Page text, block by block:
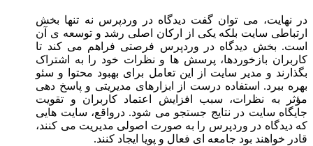
در نهایت، می توان گفت دیدگاه در وردپرس نه تنها بخش
ارتباطی سایت بلکه یکی از ارکان اصلی رشد و توسعه ی آن
است. بخش دیدگاه در وردپرس فرصتی فراهم می کند تا
کاربران بازخوردها، پرسش ها و نظرات خود را به اشتراک
بگذارند و مدیر سایت از این تعامل برای بهبود محتوا و سئو
بهره ببرد. استفاده درست از ابزارهای مدیریتی و پاسخ دهی
مؤثر به نظرات، سبب افزایش اعتماد کاربران و تقویت
جایگاه سایت در نتایج جستجو می شود. درواقع، سایت هایی
که دیدگاه در وردپرس را به صورت اصولی مدیریت می کنند،
قادر خواهند بود جامعه ای فعال و پویا ایجاد کنند.